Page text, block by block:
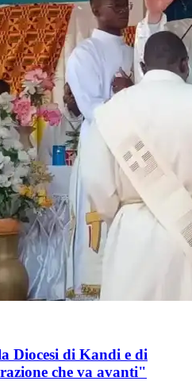
Diocesi di Kandi e di
che va avanti"